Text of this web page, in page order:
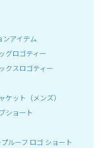
ンアイテム
グロゴティー
クスロゴティー
ット（メンズ）
ショート
ルーフ ロゴ ショート